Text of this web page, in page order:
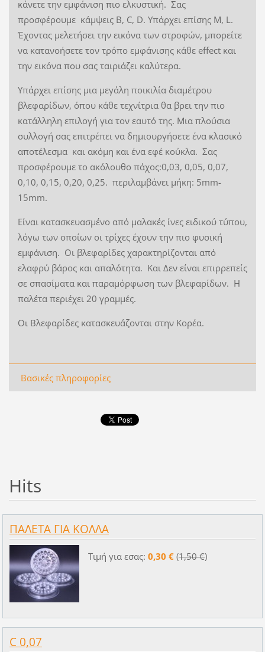
κάνετε την εμφάνιση πιο ελκυστική. Σας
προσφέρουμε κάμψεις B, C, D. Υπάρχει επίσης M, L.
Έχοντας μελετήσει την εικόνα των στροφών, μπορείτε
να κατανοήσετε τον τρόπο εμφάνισης κάθε effect και
την εικόνα που σας ταιριάζει καλύτερα.
Υπάρχει επίσης μια μεγάλη ποικιλία διαμέτρου
βλεφαρίδων, όπου κάθε τεχνίτρια θα βρει την πιο
κατάλληλη επιλογή για τον εαυτό της. Μια πλούσια
συλλογή σας επιτρέπει να δημιουργήσετε ένα κλασικό
αποτέλεσμα και ακόμη και ένα εφέ κούκλα. Σας
προσφέρουμε το ακόλουθο πάχος:0,03, 0,05, 0,07,
0,10, 0,15, 0,20, 0,25. περιλαμβάνει μήκη: 5mm-
15mm.
Είναι κατασκευασμένο από μαλακές ίνες ειδικού τύπου,
λόγω των οποίων οι τρίχες έχουν την πιο φυσική
εμφάνιση. Οι βλεφαρίδες χαρακτηρίζονται από
ελαφρύ βάρος και απαλότητα. Και Δεν είναι επιρρεπείς
σε σπασίματα και παραμόρφωση των βλεφαρίδων. Η
παλέτα περιέχει 20 γραμμές.
Οι Βλεφαρίδες κατασκευάζονται στην Κορέα.
Βασικές πληροφορίες
Hits
ΠΑΛΕΤΑ ΓΙΑ ΚΟΛΛΑ
Τιμή για εσας: 0,30 €(1,50 €)
C 0,07